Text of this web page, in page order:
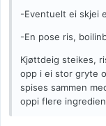
-Eventuelt ei skjei
-En pose ris,
Kjøttdeig steikes,
opp i ei stor gryte
spises sammen
oppi flere